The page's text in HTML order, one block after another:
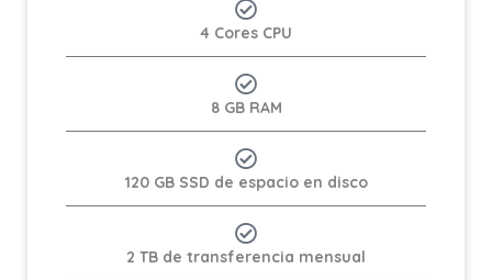
4 Cores CPU
8 GB RAM
120 GB SSD de espacio en disco
2 TB de transferencia mensual